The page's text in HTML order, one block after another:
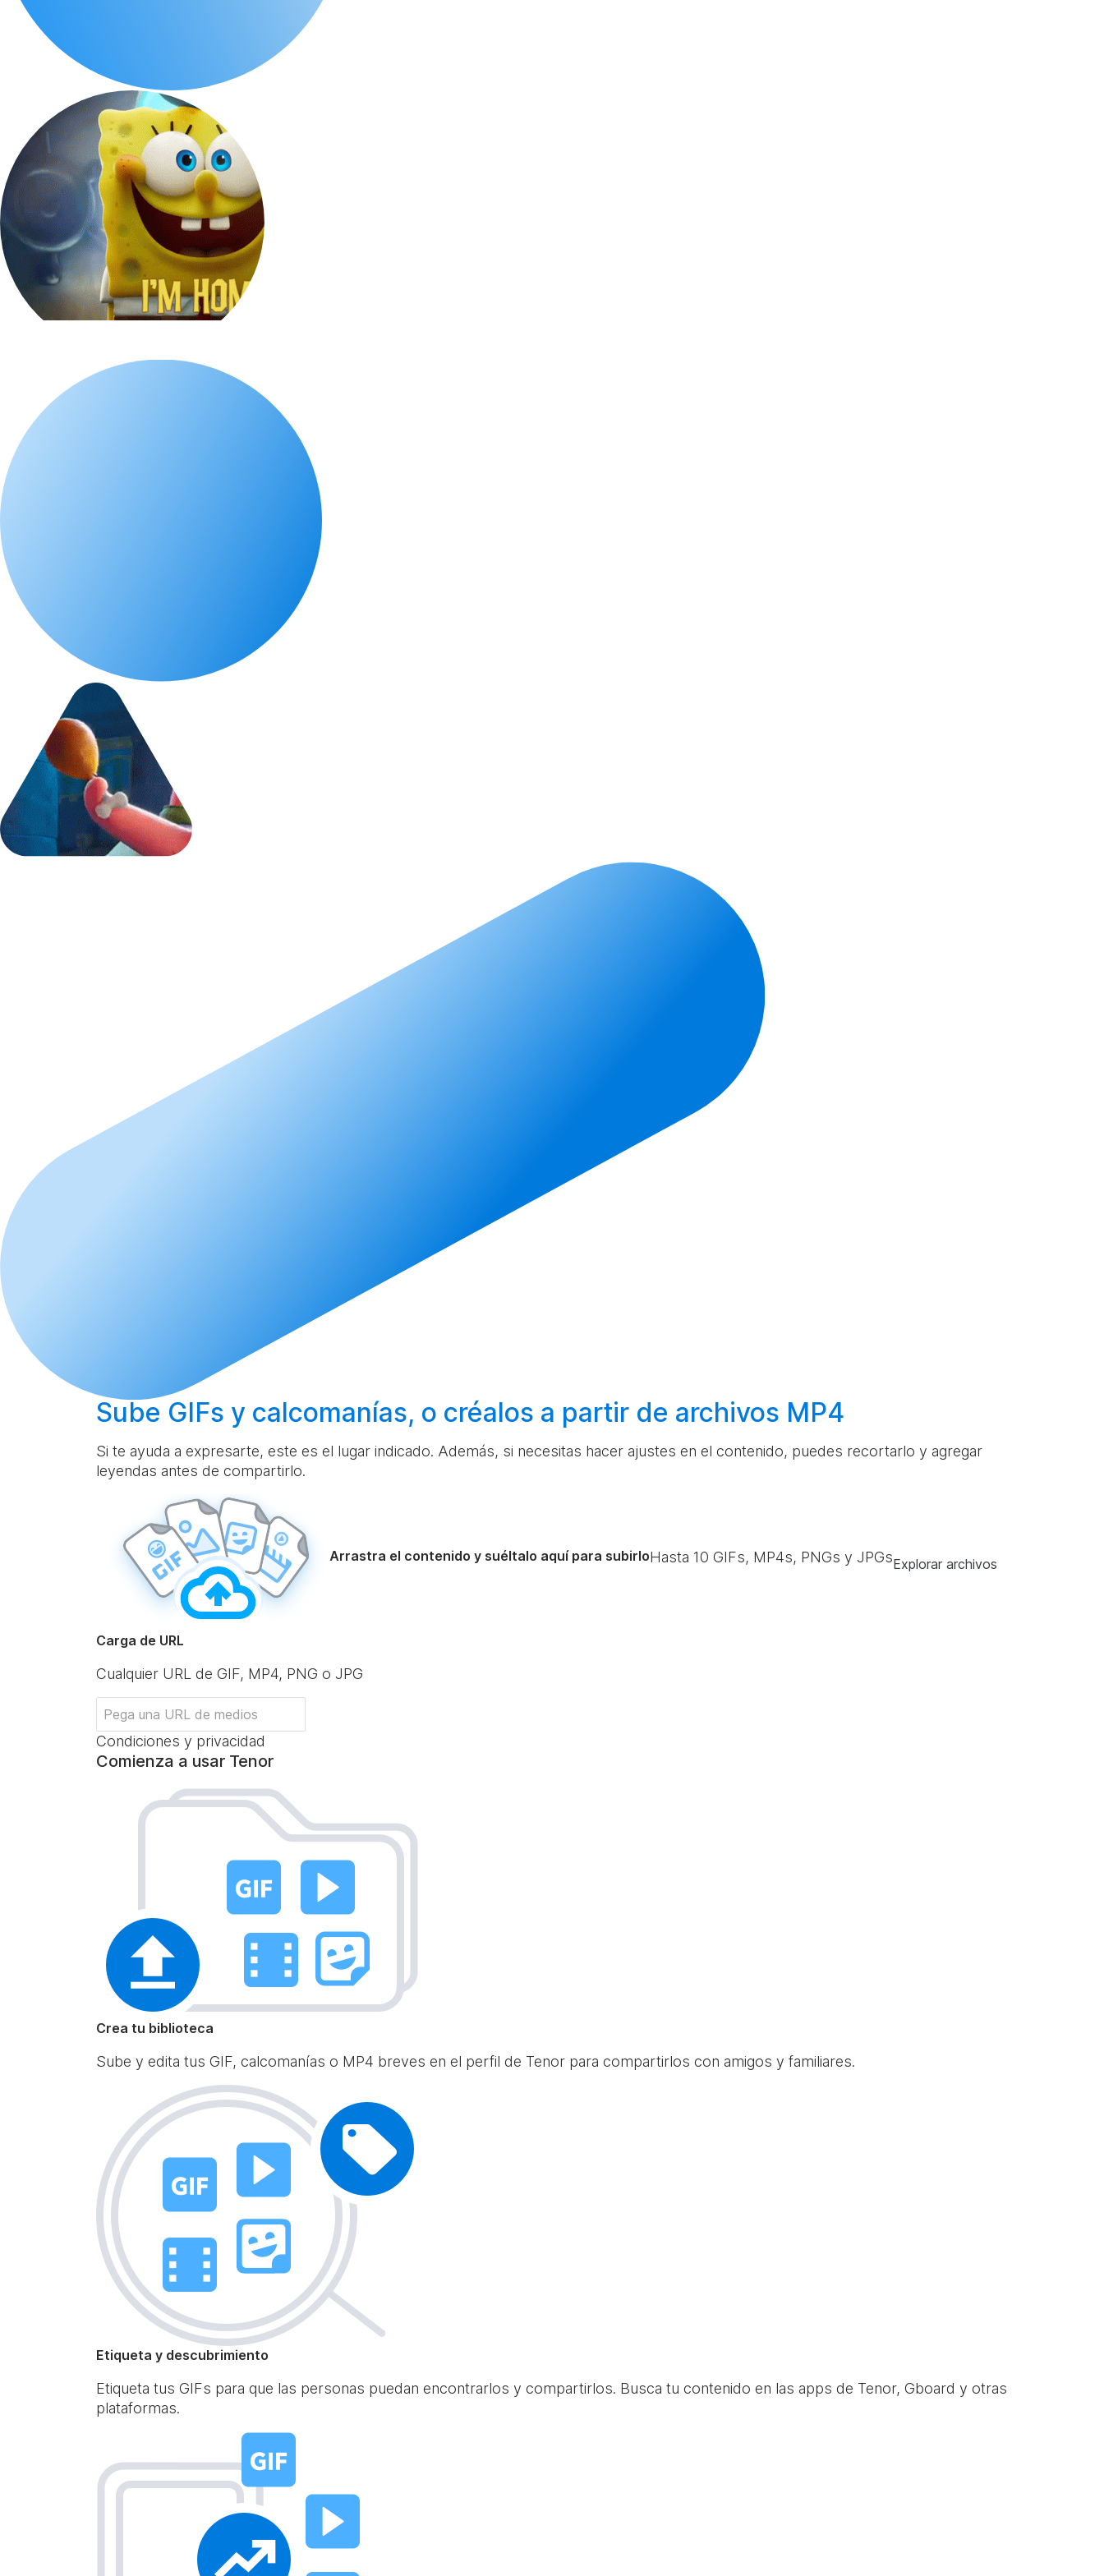
Sube GIFs y calcomanías, o créalos a partir de archivos MP4
Si te ayuda a expresarte, este es el lugar indicado. Además, si necesitas hacer ajustes en el contenido, puedes recortarlo y agregar
leyendas antes de compartirlo.
Arrastra el contenido y suéltalo aquí para subirloHasta 10 GIFs, MP4s, PNGs y JPGsExplorar archivos
Carga de URL
Cualquier URL de GIF, MP4, PNG o JPG
Condiciones y privacidad
Comienza a usar Tenor
Crea tu biblioteca
Sube y edita tus GIF, calcomanías o MP4 breves en el perfil de Tenor para compartirlos con amigos y familiares.
Etiqueta y descubrimiento
Etiqueta tus GIFs para que las personas puedan encontrarlos y compartirlos. Busca tu contenido en las apps de Tenor, Gboard y otras
plataformas.